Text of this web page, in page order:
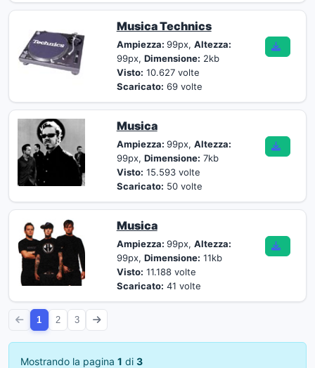
Musica Technics
Ampiezza: 99px, Altezza:
99px, Dimensione: 2kb
Visto: 10.627 volte
Scaricato: 69 volte
Musica
Ampiezza: 99px, Altezza:
99px, Dimensione: 7kb
Visto: 15.593 volte
Scaricato: 50 volte
Musica
Ampiezza: 99px, Altezza:
99px, Dimensione: 11kb
Visto: 11.188 volte
Scaricato: 41 volte
1 2 3
Mostrando la pagina 1 di 3